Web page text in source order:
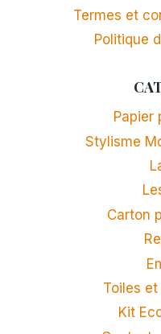
Termes et
Politique
Papier
Stylisme
Carton
Toiles
Kit